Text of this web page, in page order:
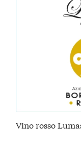
Vino rosso